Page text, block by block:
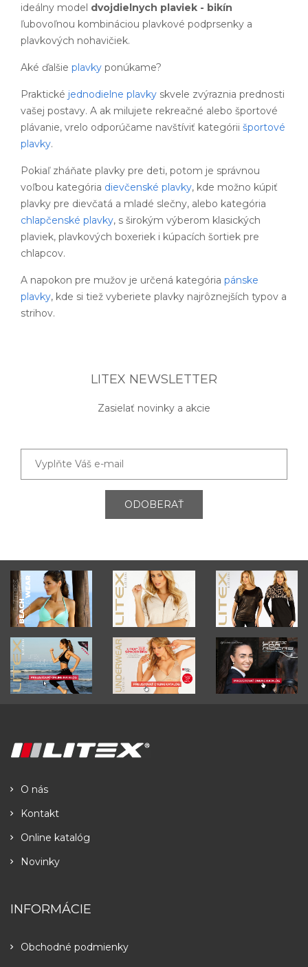
ideálny model dvojdielnych plaviek - bikín
ľubovoľnou kombináciou plavkové podprsenky a
plavkových nohavičiek.
Aké ďalšie plavky ponúkame?
Praktické jednodielne plavky skvele zvýraznia prednosti
vašej postavy. A ak milujete rekreačné alebo športové
plávanie, vrelo odporúčame navštíviť kategórii športové
plavky.
Pokiaľ zháňate plavky pre deti, potom je správnou
voľbou kategória dievčenské plavky, kde možno kúpiť
plavky pre dievčatá a mladé slečny, alebo kategória
chlapčenské plavky, s širokým výberom klasických
plaviek, plavkových boxeriek i kúpacích šortiek pre
chlapcov.
A napokon pre mužov je určená kategória pánske
plavky, kde si tiež vyberiete plavky najrôznejších typov a
strihov.
LITEX NEWSLETTER
Zasielať novinky a akcie
ODOBERAŤ
O nás
Kontakt
Online katalóg
Novinky
INFORMÁCIE
Obchodné podmienky